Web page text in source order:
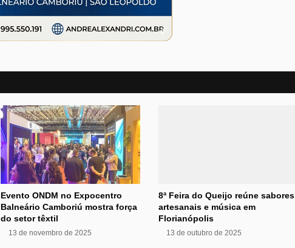
Evento ONDM no Expocentro
Balneário Camboriú mostra força
do setor têxtil
13 de novembro de 2025
8ª Feira do Queijo reúne sabores
artesanais e música em
Florianópolis
13 de outubro de 2025